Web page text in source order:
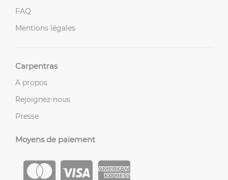
FAQ
Mentions légales
Carpentras
A propos
Rejoignez-nous
Presse
Moyens de paiement